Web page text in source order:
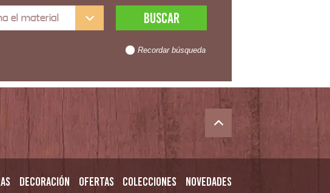
el material
Recordar búsqueda
Decoración Ofertas Colecciones Novedades